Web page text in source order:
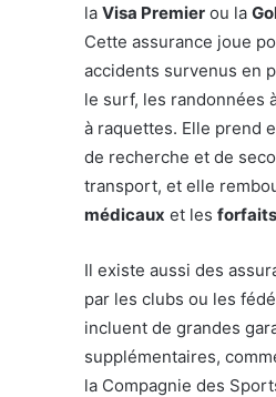
la Visa Premier ou la
Cette assurance joue
accidents survenus en
le surf, les randonnées
à raquettes. Elle prend
de recherche et de
transport, et elle
médicaux et les
Il existe aussi des
par les clubs ou les
incluent de grandes
supplémentaires,
la Compagnie des